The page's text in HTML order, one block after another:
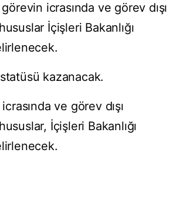
icrasında ve görev dışı
İçişleri Bakanlığı
kazanacak.
ve görev dışı
İçişleri Bakanlığı